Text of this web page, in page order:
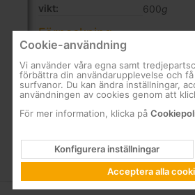
vikt:
600g
Förpackning
Bitar 20 st.
Cookie-användning
Vi använder våra egna samt
förbättra din användarupplevelse och
surfvanor. Du kan ändra inställningar,
användningen av cookies genom att
För mer information, klicka på
Konfigurera inställningar
Acceptera alla